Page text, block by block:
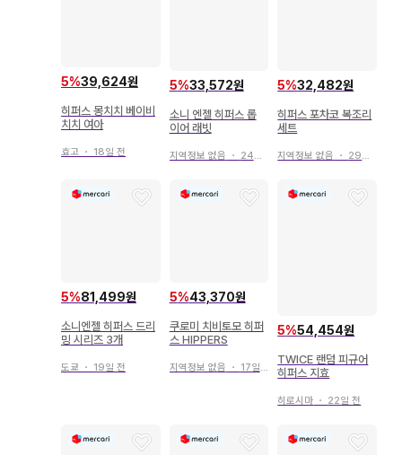
5%39,624원
히퍼스 몽치치 베이비
치치 여아
효고 ・ 18일 전
5%33,572원
소니 엔젤 히퍼스 롭
이어 래빗
지역정보 없음 ・ 24일 전
5%32,482원
히퍼스 포차코 복조리
세트
지역정보 없음 ・ 29일 전
5%81,499원
소니엔젤 히퍼스 드리
밍 시리즈 3개
도쿄 ・ 19일 전
5%43,370원
쿠로미 치비토모 히퍼
스 HIPPERS
지역정보 없음 ・ 17일 전
5%54,454원
TWICE 랜덤 피규어
히퍼스 지효
히로시마 ・ 22일 전